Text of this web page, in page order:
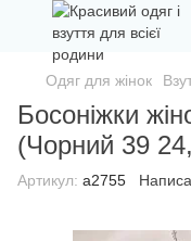
Одяг для жінок
Босоніжки
(Чорний 39
Артикул: а2755